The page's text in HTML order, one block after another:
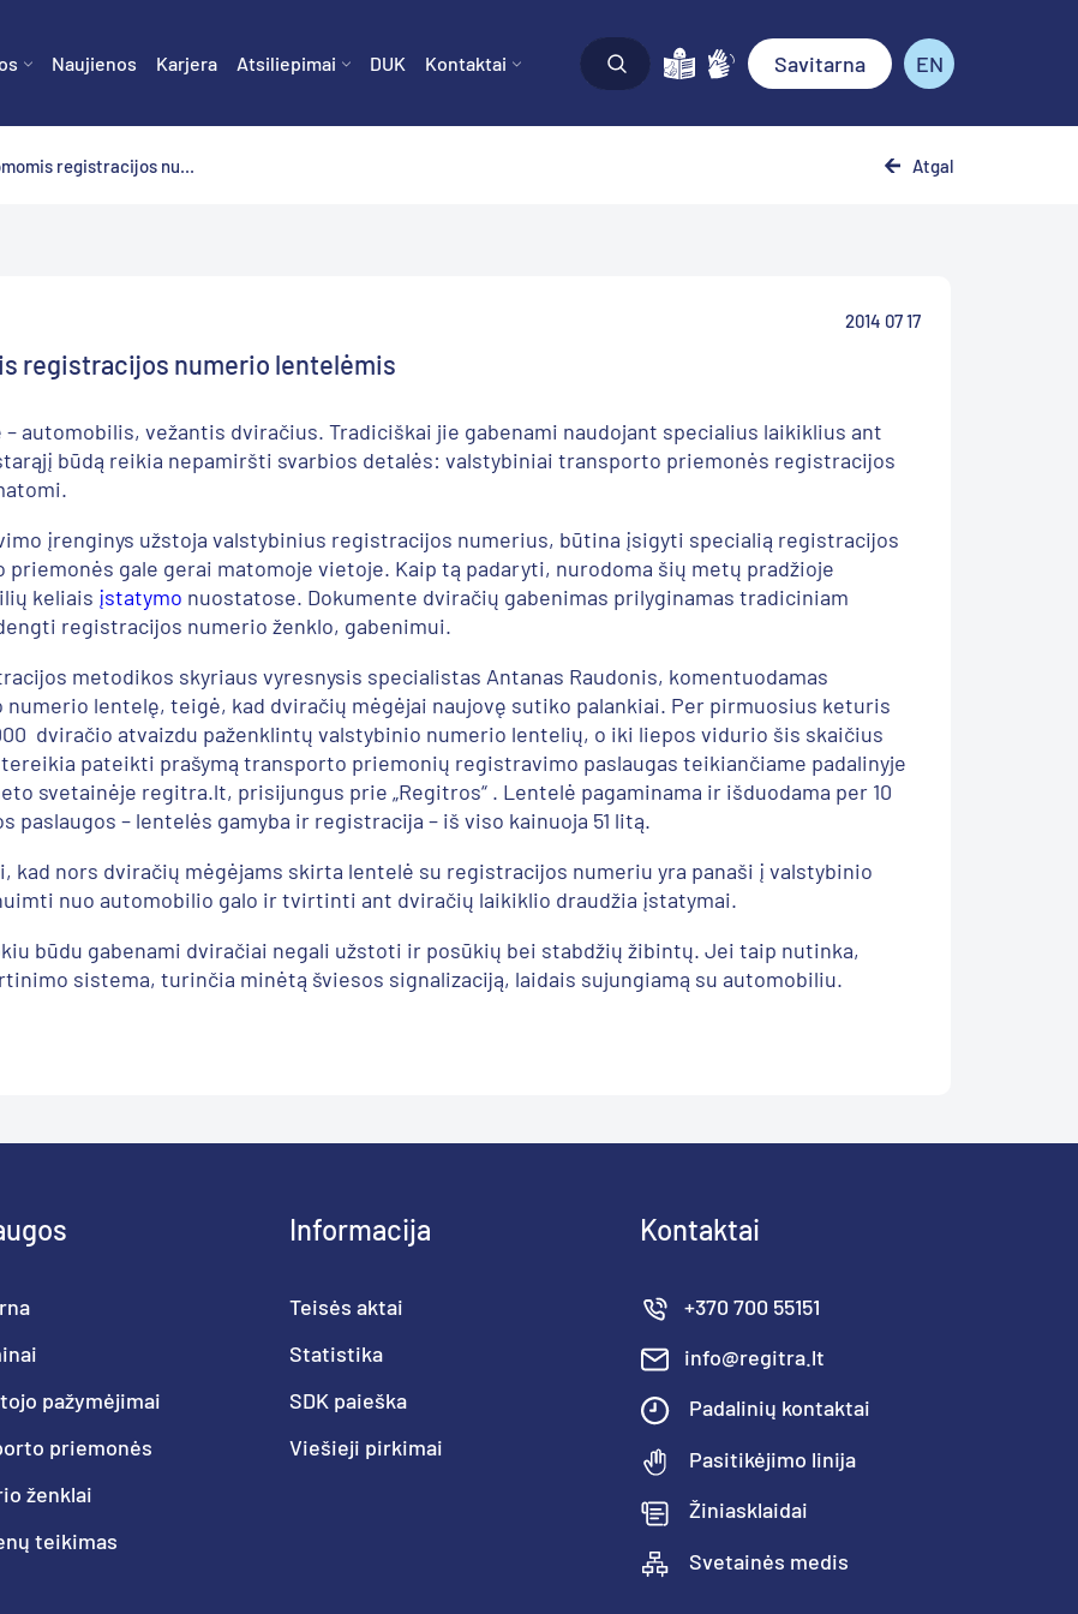
Naujienos Karjera Atsiliepimai DUK Kontaktai Savitarna EN
registracijos nu... Atgal
2014 07 17
registracijos numerio lentelėmis
automobilis, vežantis dviračius. Tradiciškai jie gabenami naudojant specialius laikiklius ant
būdą reikia nepamiršti svarbios detalės: valstybiniai transporto priemonės registracijos
įrenginys užstoja valstybinius registracijos numerius, būtina įsigyti specialią registracijos
gale gerai matomoje vietoje. Kaip tą padaryti, nurodoma šių metų pradžioje
keliais įstatymo nuostatose. Dokumente dviračių gabenimas prilyginamas tradiciniam
registracijos numerio ženklo, gabenimui.
metodikos skyriaus vyresnysis specialistas Antanas Raudonis, komentuodamas
lentelę, teigė, kad dviračių mėgėjai naujovę sutiko palankiai. Per pirmuosius keturis
dviračio atvaizdu paženklintų valstybinio numerio lentelių, o iki liepos vidurio šis skaičius
pateikti prašymą transporto priemonių registravimo paslaugas teikiančiame padalinyje
svetainėje regitra.lt, prisijungus prie „Regitros“ . Lentelė pagaminama ir išduodama per 10
paslaugos – lentelės gamyba ir registracija – iš viso kainuoja 51 litą.
kad nors dviračių mėgėjams skirta lentelė su registracijos numeriu yra panaši į valstybinio
nuo automobilio galo ir tvirtinti ant dviračių laikiklio draudžia įstatymai.
būdu gabenami dviračiai negali užstoti ir posūkių bei stabdžių žibintų. Jei taip nutinka,
sistema, turinčia minėtą šviesos signalizaciją, laidais sujungiamą su automobiliu.
pažymėjimai
priemonės
ženklai
teikimas
Informacija
Teisės aktai
Statistika
SDK paieška
Viešieji pirkimai
Kontaktai
+370 700 55151
info@regitra.lt
Padalinių kontaktai
Pasitikėjimo linija
Žiniasklaidai
Svetainės medis